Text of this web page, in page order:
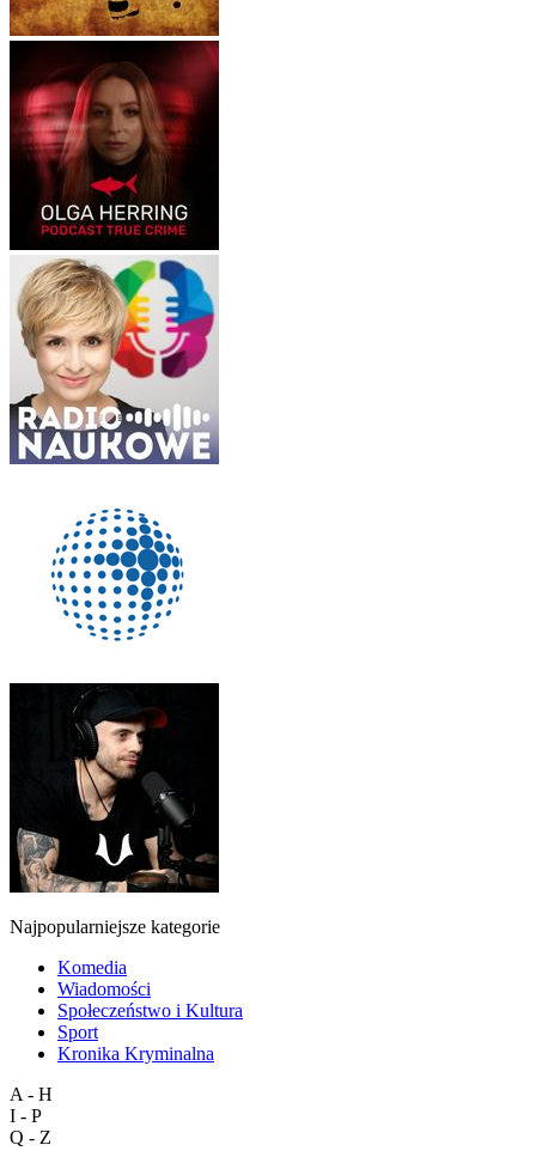
Najpopularniejsze kategorie
Komedia
Wiadomości
Społeczeństwo i Kultura
Sport
Kronika Kryminalna
A - H
I - P
Q - Z